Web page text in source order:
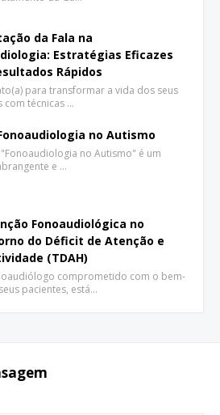
da Fala na
Estratégias Eficazes
Rápidos
para transformar a vida dos seus
com técnicas …
no Autismo
no Autismo" é um
e …
Fonoaudiológica no
do Déficit de Atenção e
(TDAH)
comprometido com o bem-
pacientes, está…